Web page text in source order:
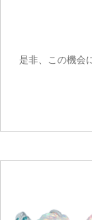
是非、この機会